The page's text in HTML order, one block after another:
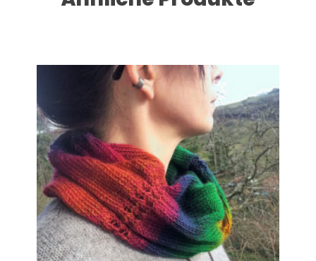
Dieses Produkt weist mehrere Varianten auf. Die Optionen können auf der Produktseite gewählt werden